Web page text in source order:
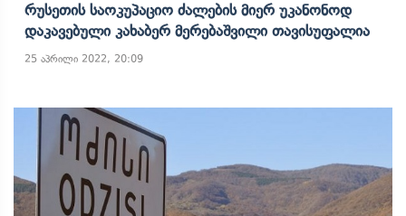
Რუსეთის Საოკუპაციო Ძალების Მიერ Უკანონოდ
Დაკავებული Კახაბერ Მერებაშვილი Თავისუფალია
25 აპრილი 2022, 20:09